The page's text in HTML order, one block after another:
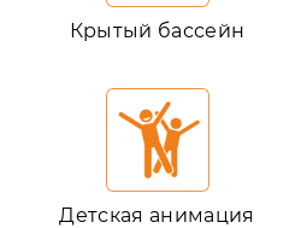
Крытый бассейн
Детская анимация